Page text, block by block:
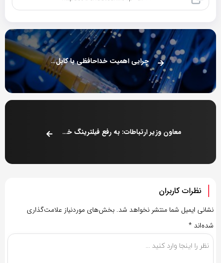
چرایی اهمیت خداحافظی با کابل‌های مسی
معاون وزیر ارتباطات: به رفع فیلترینگ خیلی امیدوارم
نظرات کاربران
نشانی ایمیل شما منتشر نخواهد شد. بخش‌های موردنیاز علامت‌گذاری
شده‌اند *